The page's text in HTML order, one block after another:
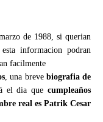
de 1988, si querian
informacion podran
facilmente
, una breve biografia de
el dia quecumpleaños
real es Patrik Cesar